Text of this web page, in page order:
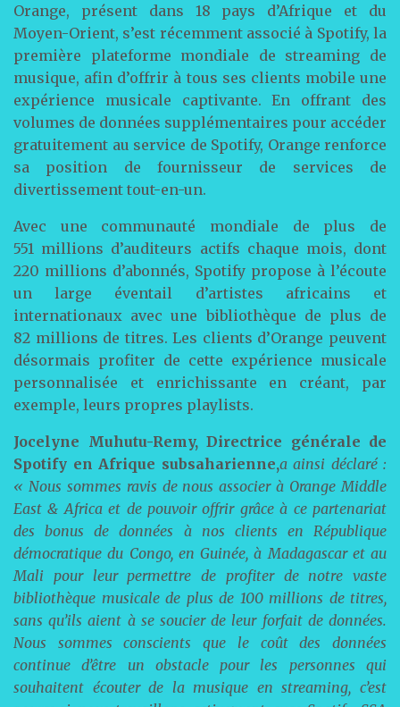
Orange, présent dans 18 pays d’Afrique et du
Moyen-Orient, s’est récemment associé à Spotify, la
première plateforme mondiale de streaming de
musique, afin d’offrir à tous ses clients mobile une
expérience musicale captivante. En offrant des
volumes de données supplémentaires pour accéder
gratuitement au service de Spotify, Orange renforce
sa position de fournisseur de services de
divertissement tout-en-un.
Avec une communauté mondiale de plus de
551 millions d’auditeurs actifs chaque mois, dont
220 millions d’abonnés, Spotify propose à l’écoute
un large éventail d’artistes africains et
internationaux avec une bibliothèque de plus de
82 millions de titres. Les clients d’Orange peuvent
désormais profiter de cette expérience musicale
personnalisée et enrichissante en créant, par
exemple, leurs propres playlists.
Jocelyne Muhutu-Remy, Directrice générale de
Spotify en Afrique subsaharienne,a ainsi déclaré :
« Nous sommes ravis de nous associer à Orange Middle
East & Africa et de pouvoir offrir grâce à ce partenariat
des bonus de données à nos clients en République
démocratique du Congo, en Guinée, à Madagascar et au
Mali pour leur permettre de profiter de notre vaste
bibliothèque musicale de plus de 100 millions de titres,
sans qu’ils aient à se soucier de leur forfait de données.
Nous sommes conscients que le coût des données
continue d’être un obstacle pour les personnes qui
souhaitent écouter de la musique en streaming, c’est